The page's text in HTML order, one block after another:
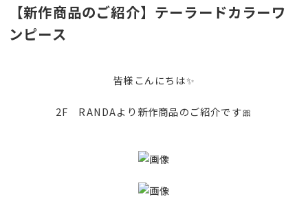
【新作商品のご紹介】テーラードカラーワ
ンピース
皆様こんにちは✨
2F RANDAより新作商品のご紹介です🎀